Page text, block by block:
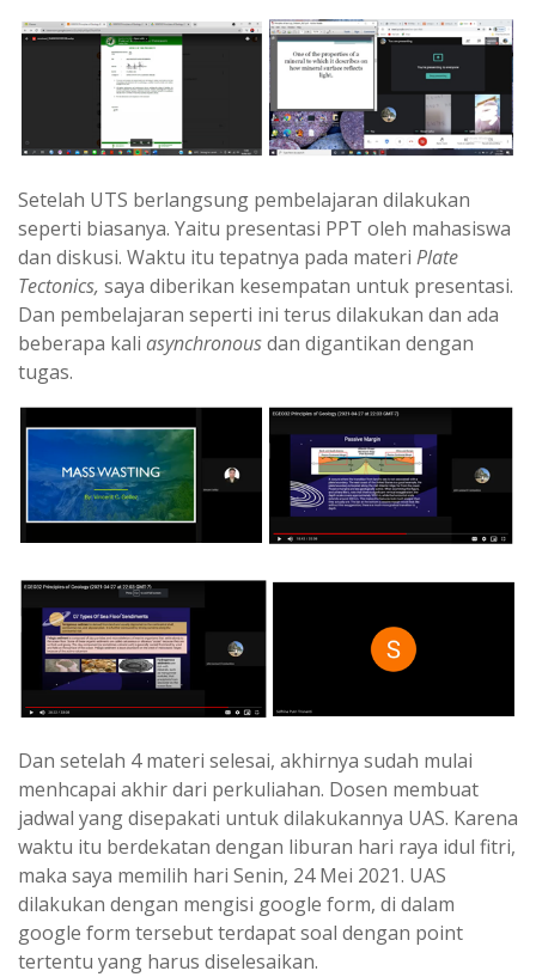
Setelah UTS berlangsung pembelajaran dilakukan
seperti biasanya. Yaitu presentasi PPT oleh mahasiswa
dan diskusi. Waktu itu tepatnya pada materi Plate
Tectonics, saya diberikan kesempatan untuk presentasi.
Dan pembelajaran seperti ini terus dilakukan dan ada
beberapa kali asynchronousdan digantikan dengan
tugas.
Dan setelah 4 materi selesai, akhirnya sudah mulai
menhcapai akhir dari perkuliahan. Dosen membuat
jadwal yang disepakati untuk dilakukannya UAS. Karena
waktu itu berdekatan dengan liburan hari raya idul fitri,
maka saya memilih hari Senin, 24 Mei 2021. UAS
dilakukan dengan mengisi google form, di dalam
google form tersebut terdapat soal dengan point
tertentu yang harus diselesaikan.